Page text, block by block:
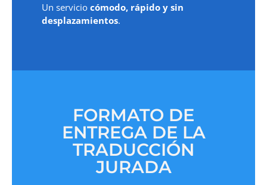
Un servicio cómodo, rápido y sin
desplazamientos.
FORMATO DE
ENTREGA DE LA
TRADUCCIÓN
JURADA